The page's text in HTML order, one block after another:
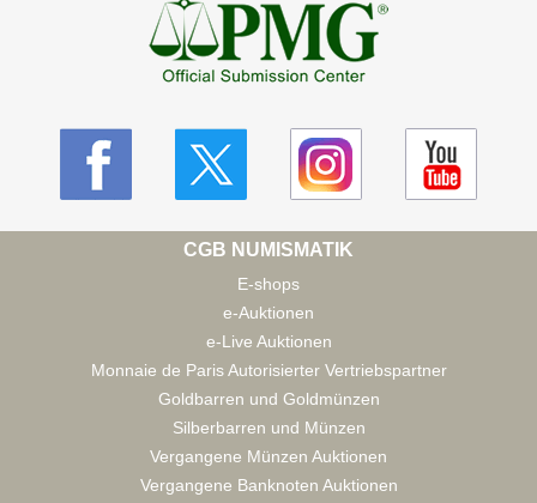
CGB NUMISMATIK
E-shops
e-Auktionen
e-Live Auktionen
Monnaie de Paris Autorisierter Vertriebspartner
Goldbarren und Goldmünzen
Silberbarren und Münzen
Vergangene Münzen Auktionen
Vergangene Banknoten Auktionen